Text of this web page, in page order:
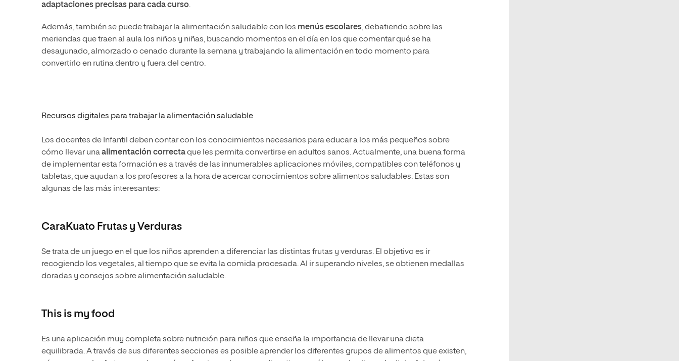
adaptaciones precisas para cada curso.
Además, también se puede trabajar la alimentación saludable con los menús escolares, debatiendo sobre las
meriendas que traen al aula los niños y niñas, buscando momentos en el día en los que comentar qué se ha
desayunado, almorzado o cenado durante la semana y trabajando la alimentación en todo momento para
convertirlo en rutina dentro y fuera del centro.
Recursos digitales para trabajar la alimentación saludable
Los docentes de Infantil deben contar con los conocimientos necesarios para educar a los más pequeños sobre
cómo llevar unaalimentación correctaque les permita convertirse en adultos sanos. Actualmente, una buena forma
de implementar esta formación es a través de las innumerables aplicaciones móviles, compatibles con teléfonos y
tabletas, que ayudan a los profesores a la hora de acercar conocimientos sobre alimentos saludables. Estas son
algunas de las más interesantes:
CaraKuato Frutas y Verduras
Se trata de un juego en el que los niños aprenden a diferenciar las distintas frutas y verduras. El objetivo es ir
recogiendo los vegetales, al tiempo que se evita la comida procesada. Al ir superando niveles, se obtienen medallas
doradas y consejos sobre alimentación saludable.
This is my food
Es una aplicación muy completa sobre nutrición para niños que enseña la importancia de llevar una dieta
equilibrada. A través de sus diferentes secciones es posible aprender los diferentes grupos de alimentos que existen,